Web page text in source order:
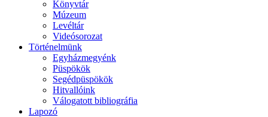
Könyvtár
Múzeum
Levéltár
Videósorozat
Történelmünk
Egyházmegyénk
Püspökök
Segédpüspökök
Hitvallóink
Válogatott bibliográfia
Lapozó